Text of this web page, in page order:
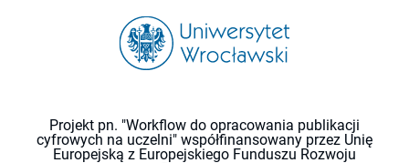
Projekt pn. "Workflow do opracowania publikacji
cyfrowych na uczelni" współfinansowany przez Unię
Europejską z Europejskiego Funduszu Rozwoju